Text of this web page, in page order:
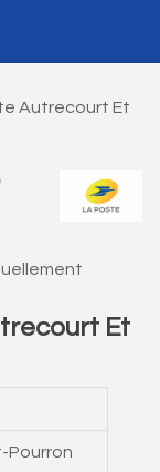
Autrecourt Et
Et